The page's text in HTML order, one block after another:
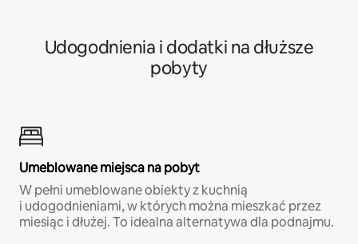
Udogodnienia i dodatki na dłuższe
pobyty
Umeblowane miejsca na pobyt
W pełni umeblowane obiekty z kuchnią
i udogodnieniami, w których można mieszkać przez
miesiąc i dłużej. To idealna alternatywa dla podnajmu.